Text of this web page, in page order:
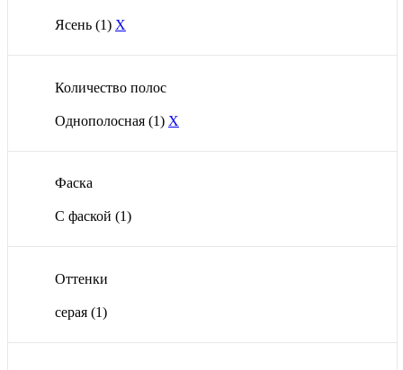
Ясень (1) X
Количество полос
Однополосная (1) X
Фаска
С фаской (1)
Оттенки
серая (1)